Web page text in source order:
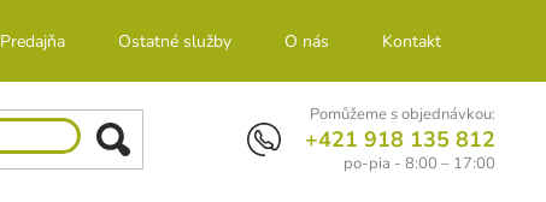
Predajňa Ostatné služby O nás Kontakt
Pomůžeme s objednávkou:
+421 918 135 812
po-pia - 8:00 – 17:00